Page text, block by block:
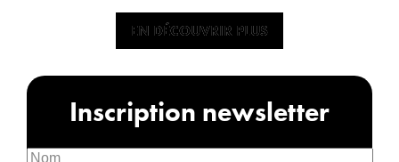
EN DÉCOUVRIR PLUS
EN DÉCOUVRIR PLUS
Inscription newsletter